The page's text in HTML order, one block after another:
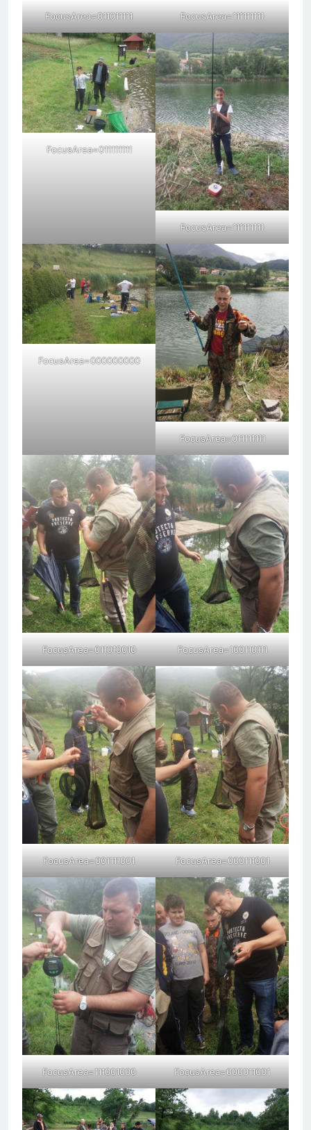
FocusArea=011011111 FocusArea=111111111
FocusArea=011111111
FocusArea=111111111
FocusArea=000000000
FocusArea=011111111
FocusArea=011010010 FocusArea=100110111
FocusArea=001111001 FocusArea=000111001
FocusArea=111001000 FocusArea=000011001